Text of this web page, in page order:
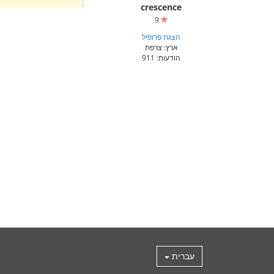
crescence
9
הצגת פרופיל
ארץ: צרפת
הודעות: 911
עברית